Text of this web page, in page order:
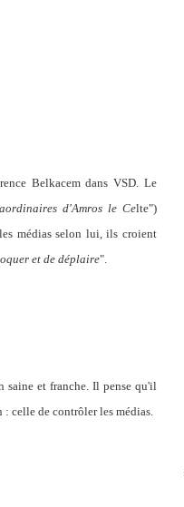
Belkacem dans VSD. Le
d'Amros le Celte")
médias selon lui, ils croient
et de déplaire".
saine et franche. Il pense qu'il
: celle de contrôler les médias.